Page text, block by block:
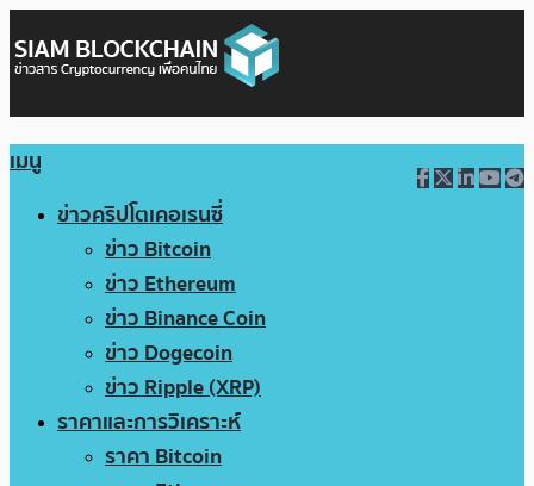
เมนู
ข่าวคริปโตเคอเรนซี่
ข่าว Bitcoin
ข่าว Ethereum
ข่าว Binance Coin
ข่าว Dogecoin
ข่าว Ripple (XRP)
ราคาและการวิเคราะห์
ราคา Bitcoin